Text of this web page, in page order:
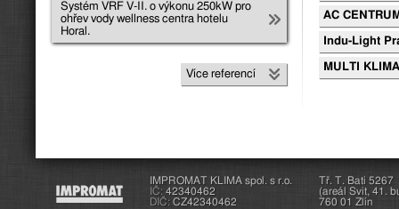
Systém VRF V-II. o výkonu 250kW pro
ohřev vody wellness centra hotelu
Horal.
Více referencí
AC
Indu-Light
MULTI
IMPROMAT KLIMA spol. s r.o.
IČ: 42340462
DIČ: CZ42340462
Tř. T. Bati 5267
(areál Svit, 41.
760 01 Zlín